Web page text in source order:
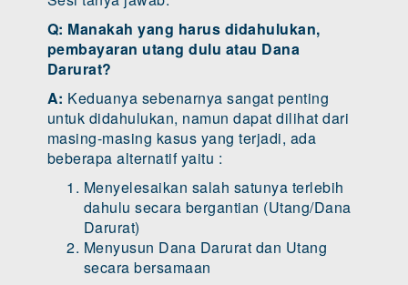
Q: Manakah yang harus didahulukan,
pembayaran utang dulu atau Dana
Darurat?
A: Keduanya sebenarnya sangat penting
untuk didahulukan, namun dapat dilihat dari
masing-masing kasus yang terjadi, ada
beberapa alternatif yaitu :
Menyelesaikan salah satunya terlebih
dahulu secara bergantian (Utang/Dana
Darurat)
Menyusun Dana Darurat dan Utang
secara bersamaan